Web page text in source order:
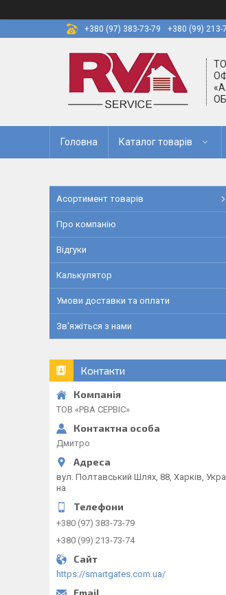
+380 (97) 383-73-79
+380 (99) 213-
Головна Каталог товарiв
Асортимент товарів
Про компанію
Відгуки
Калькулятор
Умови доставки та оплати
Зв'яжіться з нами
Контакти
ТОВ «РВА СЕРВІС»
Дмитро
вул. Полтавський Шлях, 88, Харків,
на
+380 (97) 383-73-79
+380 (99) 213-73-74
https://smartgates.com.ua/